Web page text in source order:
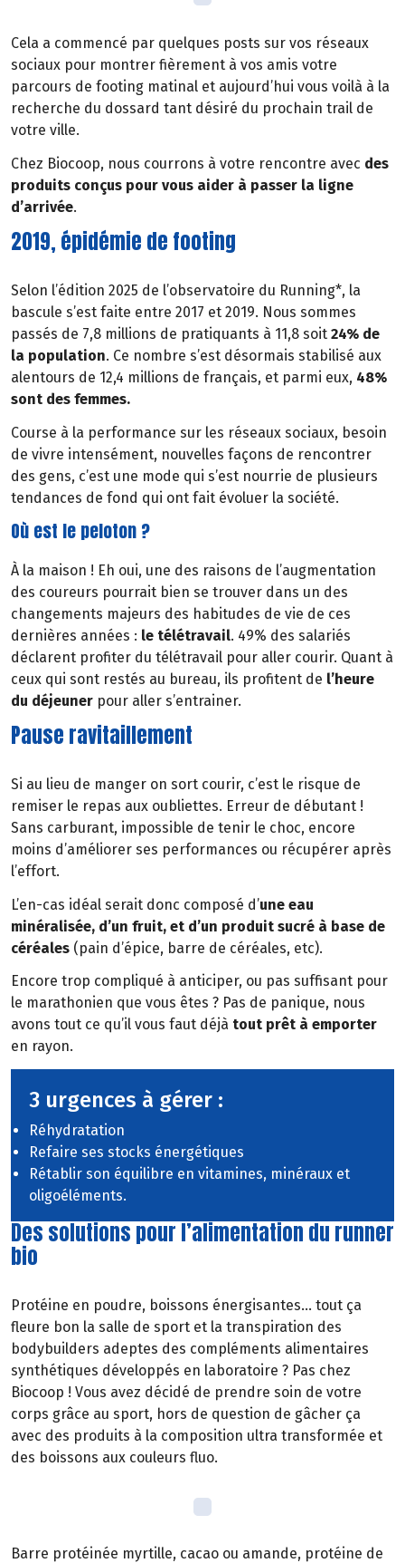
Cela a commencé par quelques posts sur vos réseaux
sociaux pour montrer fièrement à vos amis votre
parcours de footing matinal et aujourd’hui vous voilà à la
recherche du dossard tant désiré du prochain trail de
votre ville.
Chez Biocoop, nous courrons à votre rencontre avec des
produits conçus pour vous aider à passer la ligne
d’arrivée.
2019, épidémie de footing
Selon l’édition 2025 de l’observatoire du Running*, la
bascule s’est faite entre 2017 et 2019. Nous sommes
passés de 7,8 millions de pratiquants à 11,8 soit 24% de
la population. Ce nombre s’est désormais stabilisé aux
alentours de 12,4 millions de français, et parmi eux, 48%
sont des femmes.
Course à la performance sur les réseaux sociaux, besoin
de vivre intensément, nouvelles façons de rencontrer
des gens, c’est une mode qui s’est nourrie de plusieurs
tendances de fond qui ont fait évoluer la société.
Où est le peloton ?
À la maison ! Eh oui, une des raisons de l’augmentation
des coureurs pourrait bien se trouver dans un des
changements majeurs des habitudes de vie de ces
dernières années : le télétravail. 49% des salariés
déclarent profiter du télétravail pour aller courir. Quant à
ceux qui sont restés au bureau, ils profitent de l’heure
du déjeuner pour aller s’entrainer.
Pause ravitaillement
Si au lieu de manger on sort courir, c’est le risque de
remiser le repas aux oubliettes. Erreur de débutant !
Sans carburant, impossible de tenir le choc, encore
moins d’améliorer ses performances ou récupérer après
l’effort.
L’en-cas idéal serait donc composé d’une eau
minéralisée, d’un fruit, et d’un produit sucré à base de
céréales (pain d’épice, barre de céréales, etc).
Encore trop compliqué à anticiper, ou pas suffisant pour
le marathonien que vous êtes ? Pas de panique, nous
avons tout ce qu’il vous faut déjà tout prêt à emporter
en rayon.
3 urgences à gérer :
Réhydratation
Refaire ses stocks énergétiques
Rétablir son équilibre en vitamines, minéraux et
oligoéléments.
Des solutions pour l’alimentation du runner
bio
Protéine en poudre, boissons énergisantes… tout ça
fleure bon la salle de sport et la transpiration des
bodybuilders adeptes des compléments alimentaires
synthétiques développés en laboratoire ? Pas chez
Biocoop ! Vous avez décidé de prendre soin de votre
corps grâce au sport, hors de question de gâcher ça
avec des produits à la composition ultra transformée et
des boissons aux couleurs fluo.
Barre protéinée myrtille, cacao ou amande, protéine de